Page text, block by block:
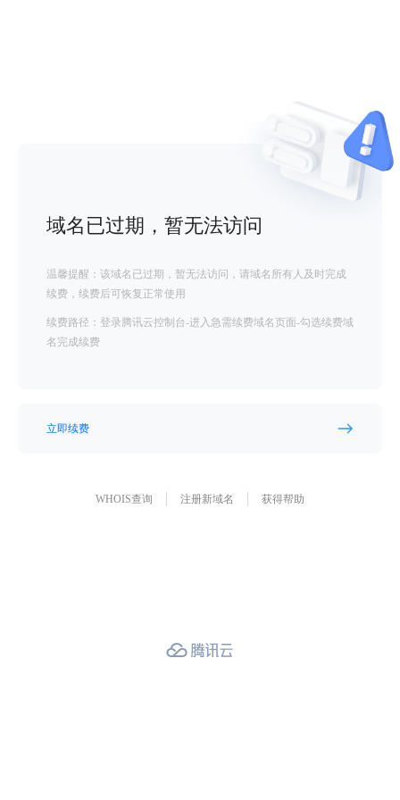
域名已过期，暂无法访问
温馨提醒：该域名已过期，暂无法访问，请域名所有人及时完成
续费，续费后可恢复正常使用
续费路径：登录腾讯云控制台-进入急需续费域名页面-勾选续费域
名完成续费
立即续费
WHOIS查询 注册新域名 获得帮助